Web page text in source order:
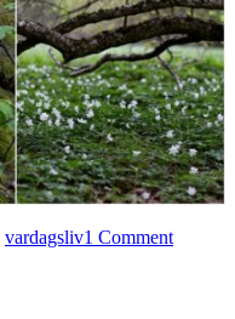
vardagsliv1 Comment